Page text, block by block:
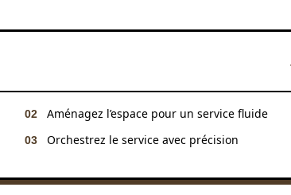
Aménagez l’espace pour un service fluide
Orchestrez le service avec précision